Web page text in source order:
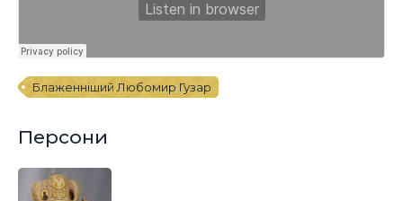
Блаженніший Любомир Гузар
Персони